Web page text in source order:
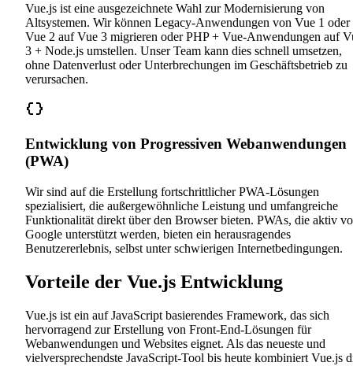
Vue.js ist eine ausgezeichnete Wahl zur Modernisierung von
Altsystemen. Wir können Legacy-Anwendungen von Vue 1 oder
Vue 2 auf Vue 3 migrieren oder PHP + Vue-Anwendungen auf
3 + Node.js umstellen. Unser Team kann dies schnell umsetzen,
ohne Datenverlust oder Unterbrechungen im Geschäftsbetrieb zu
verursachen.
Entwicklung von Progressiven Webanwendungen
(PWA)
Wir sind auf die Erstellung fortschrittlicher PWA-Lösungen
spezialisiert, die außergewöhnliche Leistung und umfangreiche
Funktionalität direkt über den Browser bieten. PWAs, die aktiv
Google unterstützt werden, bieten ein herausragendes
Benutzererlebnis, selbst unter schwierigen Internetbedingungen.
Vorteile der Vue.js Entwicklung
Vue.js ist ein auf JavaScript basierendes Framework, das sich
hervorragend zur Erstellung von Front-End-Lösungen für
Webanwendungen und Websites eignet. Als das neueste und
vielversprechendste JavaScript-Tool bis heute kombiniert Vue.js